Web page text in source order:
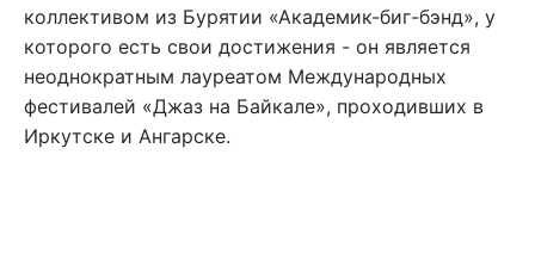
коллективом из Бурятии «Академик-биг-бэнд», у
которого есть свои достижения - он является
неоднократным лауреатом Международных
фестивалей «Джаз на Байкале», проходивших в
Иркутске и Ангарске.